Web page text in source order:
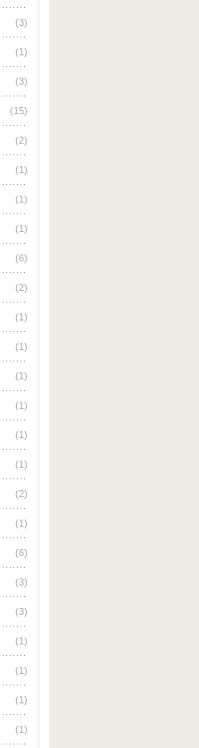
(3)
(1)
(3)
(15)
(2)
(1)
(1)
(1)
(6)
(2)
(1)
(1)
(1)
(1)
(1)
(1)
(2)
(1)
(6)
(3)
(3)
(1)
(1)
(1)
(1)